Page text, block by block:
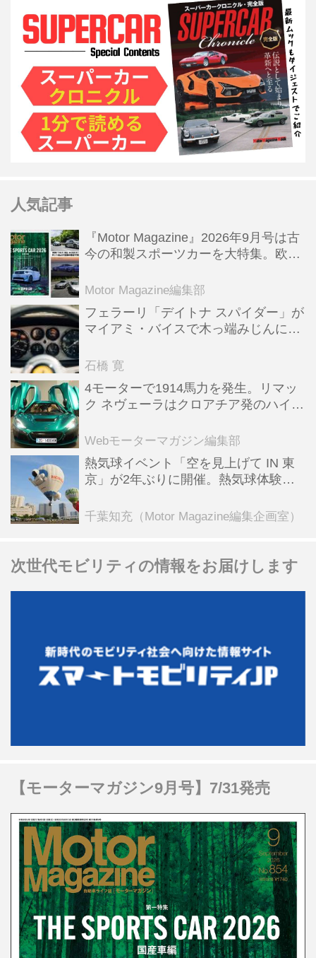
人気記事
『Motor Magazine』2026年9月号は古
今の和製スポーツカーを大特集。欧州
Motor Magazine編集部
フェラーリ「デイトナ スパイダー」が
マイアミ・バイスで木っ端みじんにな
石橋 寛
4モーターで1914馬力を発生。リマッ
ク ネヴェーラはクロアチア発のハイパ
全版／115】
Webモーターマガジン編集部
熱気球イベント「空を見上げて IN 東
京」が2年ぶりに開催。熱気球体験搭
ンテンツも
千葉知充（Motor Magazine編集企画室）
次世代モビリティの情報をお届けします
【モーターマガジン9月号】7/31発売